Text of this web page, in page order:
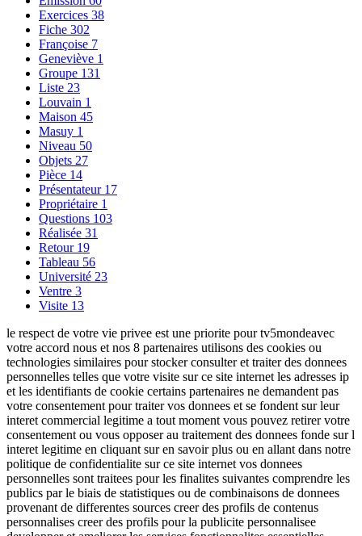
Exercices 38
Fiche 302
Françoise 7
Geneviève 1
Groupe 131
Liste 23
Louvain 1
Maison 45
Masuy 1
Niveau 50
Objets 27
Pièce 14
Présentateur 17
Propriétaire 1
Questions 103
Réalisée 31
Retour 19
Tableau 56
Université 23
Ventre 3
Visite 13
le respect de votre vie privee est une priorite pour tv5mondeavec
votre accord nous et nos 8 partenaires utilisons des cookies ou
technologies similaires pour stocker consulter et traiter des donnees
personnelles telles que votre visite sur ce site internet les adresses ip
et les identifiants de cookie certains partenaires ne demandent pas
votre consentement pour traiter vos donnees et se fondent sur leur
interet commercial legitime a tout moment vous pouvez retirer votre
consentement ou vous opposer au traitement des donnees fonde sur l
interet legitime en cliquant sur en savoir plus ou en allant dans notre
politique de confidentialite sur ce site internet vos donnees
personnelles sont traitees pour les finalites suivantes comprendre les
publics par le biais de statistiques ou de combinaisons de donnees
provenant de differentes sources creer des profils de contenus
personnalises creer des profils pour la publicite personnalisee